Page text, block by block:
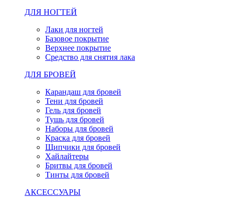
ДЛЯ НОГТЕЙ
Лаки для ногтей
Базовое покрытие
Верхнее покрытие
Средство для снятия лака
ДЛЯ БРОВЕЙ
Карандаш для бровей
Тени для бровей
Гель для бровей
Тушь для бровей
Наборы для бровей
Краска для бровей
Щипчики для бровей
Хайлайтеры
Бритвы для бровей
Тинты для бровей
АКСЕССУАРЫ